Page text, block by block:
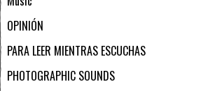
OPINIÓN
PARA LEER MIENTRAS ESCUCHAS
PHOTOGRAPHIC SOUNDS